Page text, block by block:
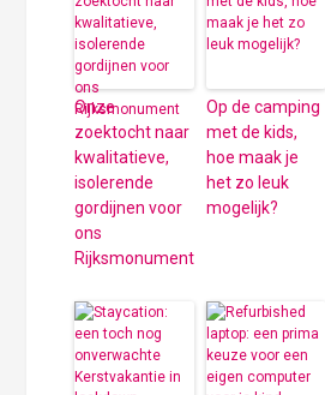
Onze
zoektocht naar
kwalitatieve,
isolerende
gordijnen voor
ons
Rijksmonument
Op de camping
met de kids,
hoe maak je
het zo leuk
mogelijk?